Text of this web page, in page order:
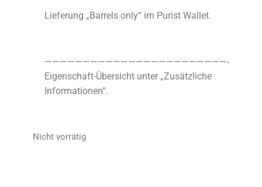
Lieferung „Barrels only“ im Purist Wallet.
————————————————————————-
Eigenschaft-Übersicht unter „Zusätzliche
Informationen“.
Nicht vorrätig